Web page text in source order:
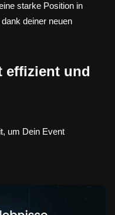
starke Position in
deiner neuen
effizient und
um Dein Event